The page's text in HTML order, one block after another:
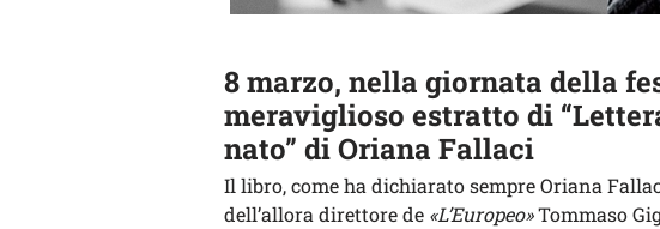
8 marzo, nella giornata della
meraviglioso estratto di
nato” di Oriana Fallaci
Il libro, come ha dichiarato sempre Oriana
dell’allora direttore de «L’Europeo»Tommaso